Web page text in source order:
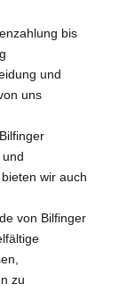
bis
und
uns
wir auch
von Bilfinger
zu